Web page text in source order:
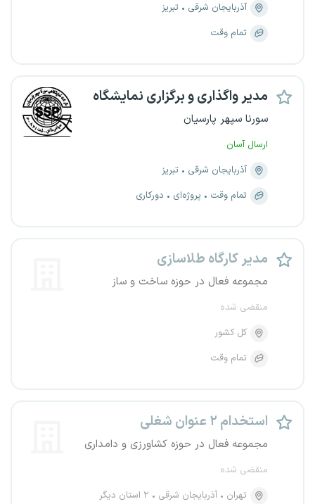
آذربایجان شرقی
تبریز
تمام وقت
مدیر واگذاری و برگزاری نمایشگاه
سورنا سپهر پارسیان
ارسال آسان
آذربایجان شرقی
تبریز
تمام وقت
پروژه‌ای دورکاری
مدیر کارگاه طلاسازی
مجموعه فعال در حوزه ساخت و ساز
منقضی شده
کل کشور
تمام وقت
استخدام ۲ عنوان شغلی
مجموعه فعال در حوزه کشاورزی و دامداری
منقضی شده
تهران
آذربایجان شرقی
۲ استان دیگر